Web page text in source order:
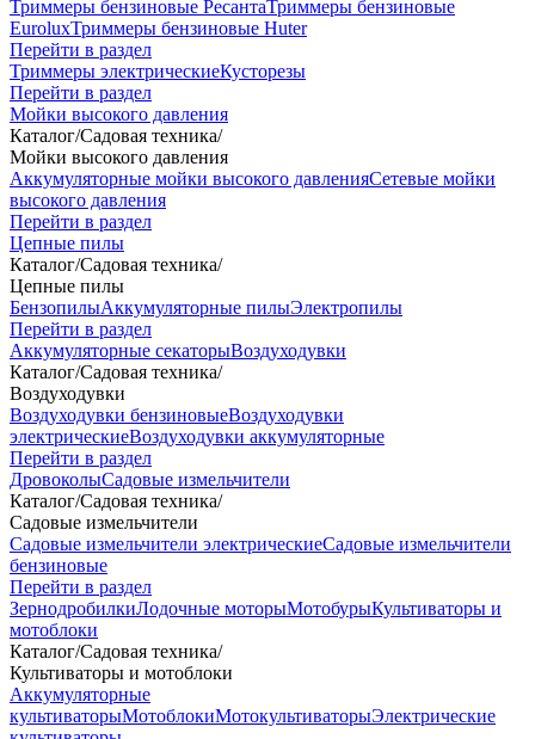
Триммеры бензиновые РесантаТриммеры бензиновые
EuroluxТриммеры бензиновые Huter
Перейти в раздел
Триммеры электрическиеКусторезы
Перейти в раздел
Мойки высокого давления
Каталог/Садовая техника/
Мойки высокого давления
Аккумуляторные мойки высокого давленияСетевые мойки
высокого давления
Перейти в раздел
Цепные пилы
Каталог/Садовая техника/
Цепные пилы
БензопилыАккумуляторные пилыЭлектропилы
Перейти в раздел
Аккумуляторные секаторыВоздуходувки
Каталог/Садовая техника/
Воздуходувки
Воздуходувки бензиновыеВоздуходувки
электрическиеВоздуходувки аккумуляторные
Перейти в раздел
ДровоколыСадовые измельчители
Каталог/Садовая техника/
Садовые измельчители
Садовые измельчители электрическиеСадовые измельчители
бензиновые
Перейти в раздел
ЗернодробилкиЛодочные моторыМотобурыКультиваторы и
мотоблоки
Каталог/Садовая техника/
Культиваторы и мотоблоки
Аккумуляторные
культиваторыМотоблокиМотокультиваторыЭлектрические